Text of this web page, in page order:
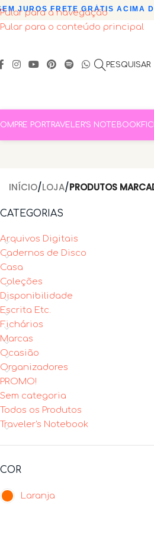
Pular para a navegação
Pular para o conteúdo principal
JUROS•FRETE GRÁTIS ACIMA
PESQUISAR
POR TRAVELER’S NOTEBOOK
INÍCIO/LOJA/PRODUTOS
CATEGORIAS
Arquivos Digitais
Cadernos de Disco
Casa
Coleções
Disponibilidade
Escrita Etc.
Fichários
Marcas
Ocasião
Organizadores
PROMO!
Sem categoria
Todos os Produtos
Traveler's Notebook
COR
Laranja